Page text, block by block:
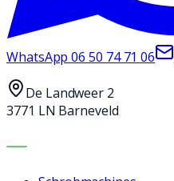
WhatsApp06 50 74 71 06
De Landweer 2
3771 LN Barneveld
MACHINES